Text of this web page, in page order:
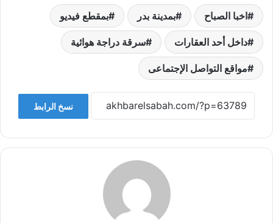
اخبا الصباح بمدينة بدر بمقطع فيديو
داخل أحد العقارات سرقة دراجة هوائية
مواقع التواصل الإجتماعى
نسخ الرابط